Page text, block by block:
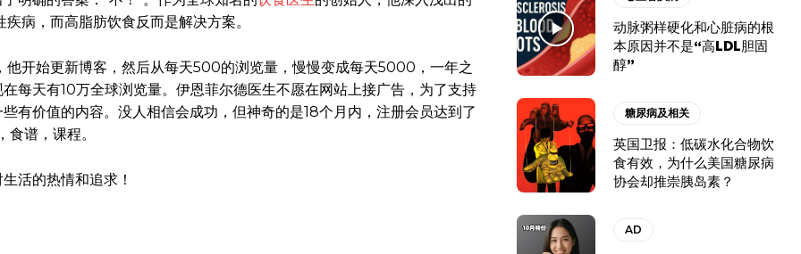
病，而高脂肪饮食反而是解决方案。
开始更新博客，然后从每天500的浏览量，慢慢变成每天5000，一年之
每天有10万全球浏览量。伊恩菲尔德医生不愿在网站上接广告，为了支持
有价值的内容。没人相信会成功，但神奇的是18个月内，注册会员达到了
谱，课程。
活的热情和追求！
动脉粥样硬化和心脏病的根
本原因并不是“高LDL胆固
醇”
糖尿病及相关
英国卫报：低碳水化合物饮
食有效，为什么美国糖尿病
协会却推崇胰岛素？
AD